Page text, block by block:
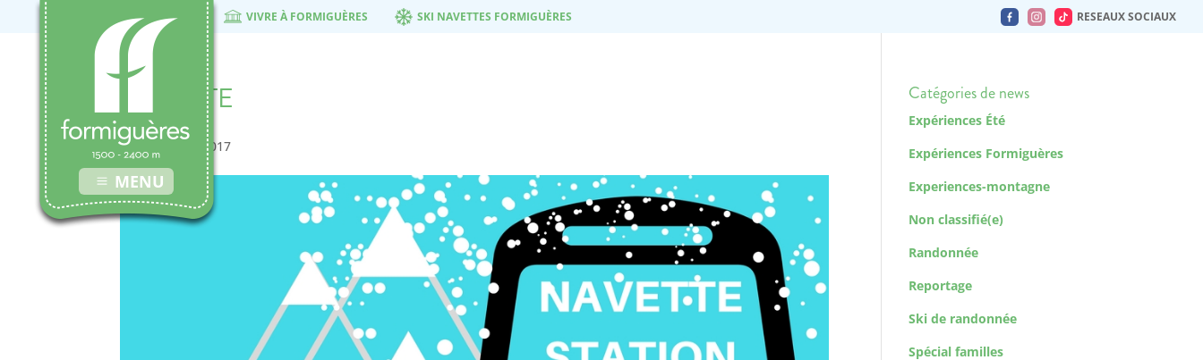
MENU
VIVRE À FORMIGUÈRES SKI NAVETTES FORMIGUÈRES RESEAUX SOCIAUX
NAVETTE
24 décembre 2017
Catégories de news
Expériences Été
Expériences Formiguères
Experiences-montagne
Non classifié(e)
Randonnée
Reportage
Ski de randonnée
Spécial familles